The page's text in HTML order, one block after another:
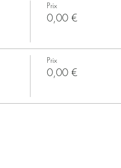
Prix
0,00 €
Prix
0,00 €